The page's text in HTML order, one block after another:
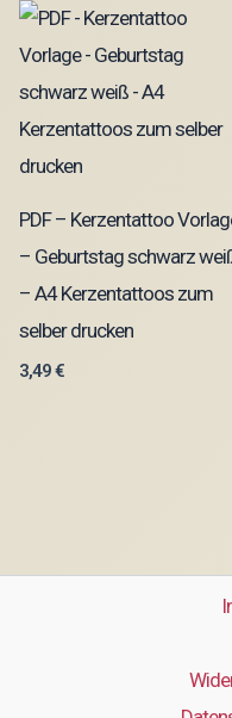
PDF – Kerzentattoo
– Geburtstag schwarz
– A4 Kerzentattoos zum
selber drucken
3,49€